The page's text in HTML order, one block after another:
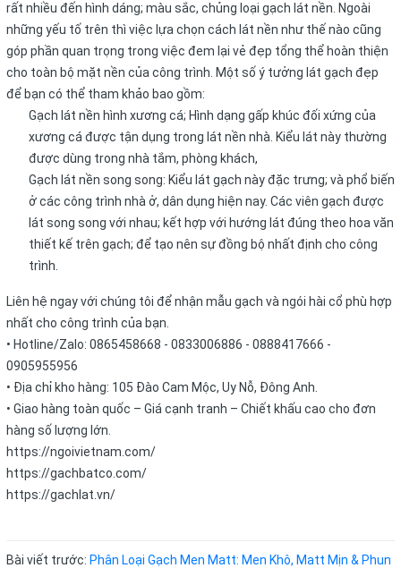
rất nhiều đến hình dáng; màu sắc, chủng loại gạch lát nền. Ngoài
những yếu tố trên thì việc lựa chọn cách lát nền như thế nào cũng
góp phần quan trọng trong việc đem lại vẻ đẹp tổng thể hoàn thiện
cho toàn bộ mặt nền của công trình. Một số ý tưởng lát gạch đẹp
để bạn có thể tham khảo bao gồm:
Gạch lát nền hình xương cá; Hình dạng gấp khúc đối xứng của
xương cá được tận dụng trong lát nền nhà. Kiểu lát này thường
được dùng trong nhà tắm, phòng khách,
Gạch lát nền song song: Kiểu lát gạch này đặc trưng; và phổ biến
ở các công trình nhà ở, dân dụng hiện nay. Các viên gạch được
lát song song với nhau; kết hợp với hướng lát đúng theo hoa văn
thiết kế trên gạch; để tạo nên sự đồng bộ nhất định cho công
trình.
Liên hệ ngay với chúng tôi để nhận mẫu gạch và ngói hài cổ phù hợp
nhất cho công trình của bạn.
• Hotline/Zalo: 0865458668 - 0833006886 - 0888417666 -
0905955956
• Địa chỉ kho hàng: 105 Đào Cam Mộc, Uy Nỗ, Đông Anh.
• Giao hàng toàn quốc – Giá cạnh tranh – Chiết khấu cao cho đơn
hàng số lượng lớn.
https://ngoivietnam.com/
https://gachbatco.com/
https://gachlat.vn/
Bài viết trước: Phân Loại Gạch Men Matt: Men Khô, Matt Mịn & Phun